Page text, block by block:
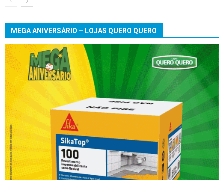
MEGA ANIVERSÁRIO – LOJAS QUERO QUERO